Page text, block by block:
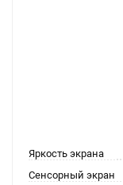
Яркость экрана
Сенсорный экран